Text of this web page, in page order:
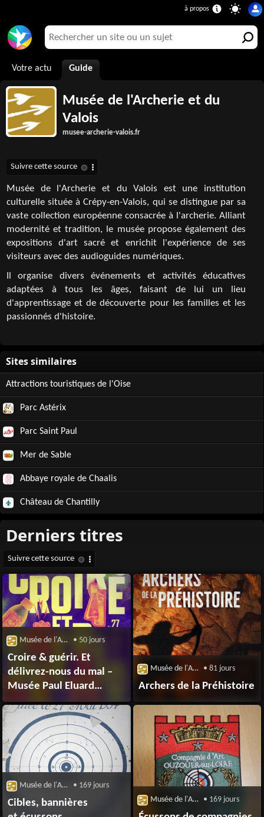
Votre actu Guide
Musée de l'Archerie et du
Valois
musee-archerie-valois.fr
Musée de l'Archerie et du Valois est une institution
culturelle située à Crépy-en-Valois, qui se distingue par sa
vaste collection européenne consacrée à l'archerie. Alliant
modernité et tradition, le musée propose également des
expositions d'art sacré et enrichit l'expérience de ses
visiteurs avec des audioguides numériques.
Il organise divers événements et activités éducatives
adaptées à tous les âges, faisant de lui un lieu
d'apprentissage et de découverte pour les familles et les
passionnés d'histoire.
Attractions touristiques de l'Oise
Parc Astérix
Parc Saint Paul
Mer de Sable
Abbaye royale de Chaalis
Château de Chantilly
Musée de l'Archerie et du Valois • 50 jours
Croire & guérir. Et
délivrez-nous du mal –
Musée Paul Eluard
de Saint-Denis
Musée de l'Archerie et du Valois • 81 jours
Archers de la Préhistoire
Musée de l'Archerie et du Valois • 169 jours
Cibles, bannières
Musée de l'Archerie et du Valois • 169 jours